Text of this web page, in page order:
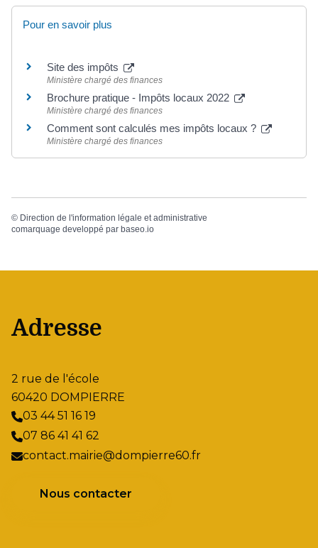
Pour en savoir plus
Site des impôts
Ministère chargé des finances
Brochure pratique - Impôts locaux 2022
Ministère chargé des finances
Comment sont calculés mes impôts locaux ?
Ministère chargé des finances
© Direction de l'information légale et administrative
comarquage developpé par baseo.io
Adresse
2 rue de l'école
60420 DOMPIERRE
03 44 51 16 19
07 86 41 41 62
contact.mairie@dompierre60.fr
Nous contacter